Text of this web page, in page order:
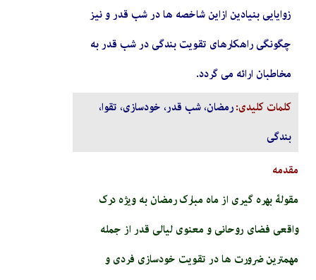
زوایایی بنیادین ازاین شاخصه ها در شب قدر و نیز
چگونگی راهکارهای تقویت بندگی در شب قدر به
مخاطبان ارائه می گردد.
کلمات کلیدی:رمضان، شب قدر، خودسازی، تقوا،
بندگی
مقدمه
مقولۀ بهره گیری از ماه مبارک رمضان به ویژه درک
واقعی فضای روحانی و معنوی لیالی قدر از جمله
مهمترین ضرورت ها در تقویت خودسازی فردی و